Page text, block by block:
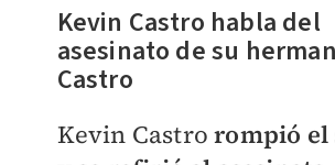
Kevin Castro habla del
asesinato de su
Castro
Kevin Castro rompió el